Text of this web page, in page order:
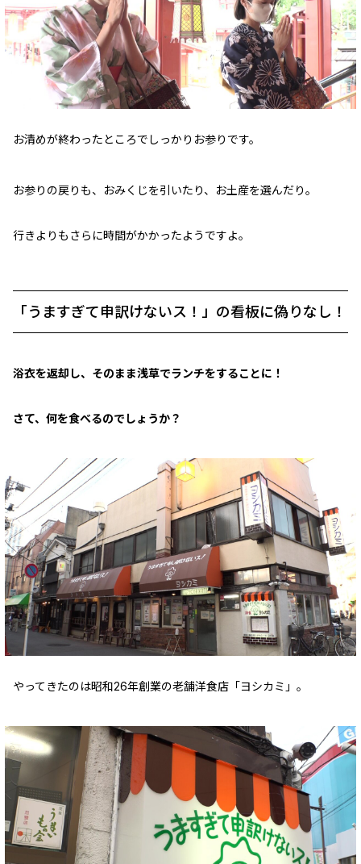
お清めが終わったところでしっかりお参りです。
お参りの戻りも、おみくじを引いたり、お土産を選んだり。
行きよりもさらに時間がかかったようですよ。
「うますぎて申訳けないス！」の看板に偽りなし！
浴衣を返却し、そのまま浅草でランチをすることに！
さて、何を食べるのでしょうか？
やってきたのは昭和26年創業の老舗洋食店「ヨシカミ」。